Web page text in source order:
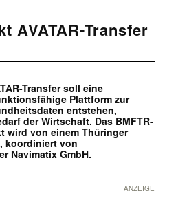
AVATAR-Transfer
Transfer soll eine
Plattform zur
entstehen,
der Wirtschaft. Das BMFTR-
wird von einem Thüringer
koordiniert von
Navimatix GmbH.
ANZEIGE